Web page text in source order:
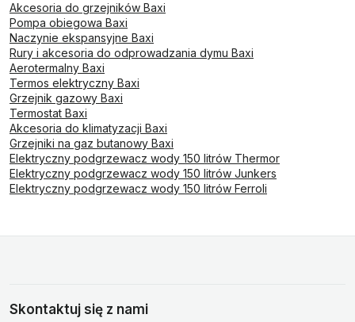
Akcesoria do grzejników Baxi
Pompa obiegowa Baxi
Naczynie ekspansyjne Baxi
Rury i akcesoria do odprowadzania dymu Baxi
Aerotermalny Baxi
Termos elektryczny Baxi
Grzejnik gazowy Baxi
Termostat Baxi
Akcesoria do klimatyzacji Baxi
Grzejniki na gaz butanowy Baxi
Elektryczny podgrzewacz wody 150 litrów Thermor
Elektryczny podgrzewacz wody 150 litrów Junkers
Elektryczny podgrzewacz wody 150 litrów Ferroli
Skontaktuj się z nami